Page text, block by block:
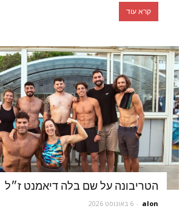
קרא עוד
הטריבונה על שם בלה דיאמנט ז״ל
alon
- 6 באוגוסט 2026